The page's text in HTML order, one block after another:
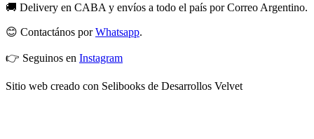
🚚 Delivery en CABA y envíos a todo el país por Correo Argentino.
😊 Contactános porWhatsapp.
👉 Seguinos en Instagram
Sitio web creado con Selibooks de Desarrollos Velvet